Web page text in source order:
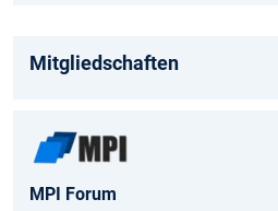
Mitgliedschaften
MPI Forum